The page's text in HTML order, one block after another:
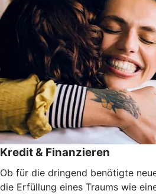
Kredit & Finanzieren
Ob für die dringend benötigte
die Erfüllung eines Traums wie